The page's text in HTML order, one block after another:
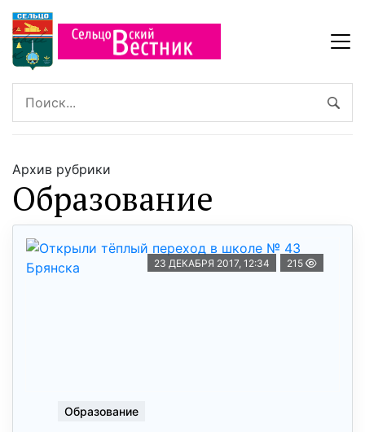
Архив рубрики
Образование
23 ДЕКАБРЯ 2017, 12:34 215
Образование